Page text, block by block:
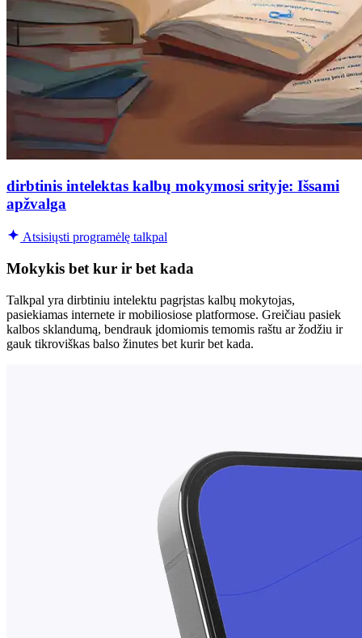
dirbtinis intelektas kalbų mokymosi srityje: Išsami
apžvalga
Atsisiųsti programėlę talkpal
Mokykis bet kur ir bet kada
Talkpal yra dirbtiniu intelektu pagrįstas kalbų mokytojas,
pasiekiamas internete ir mobiliosiose platformose. Greičiau pasiek
kalbos sklandumą, bendrauk įdomiomis temomis raštu ar žodžiu ir
gauk tikroviškas balso žinutes bet kurir bet kada.